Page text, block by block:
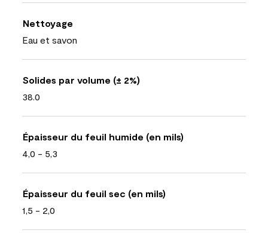
Nettoyage
Eau et savon
Solides par volume (± 2%)
38.0
Épaisseur du feuil humide (en mils)
4,0 - 5,3
Épaisseur du feuil sec (en mils)
1,5 - 2,0